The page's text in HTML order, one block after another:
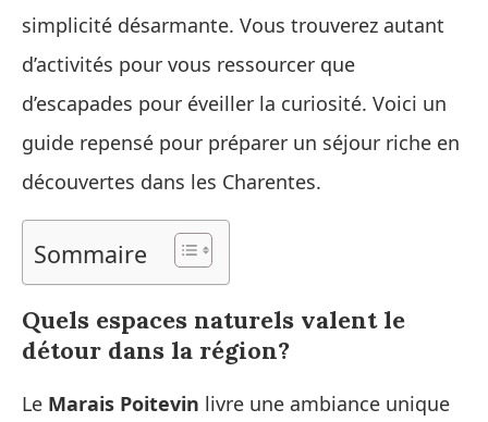
simplicité désarmante. Vous trouverez autant
d’activités pour vous ressourcer que
d’escapades pour éveiller la curiosité. Voici un
guide repensé pour préparer un séjour riche en
découvertes dans les Charentes.
Sommaire
Quels espaces naturels valent le
détour dans la région?
Le Marais Poitevin livre une ambiance unique